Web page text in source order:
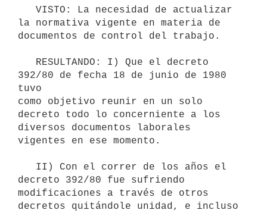
la normativa vigente en materia de
documentos de control del trabajo.
392/80 de fecha 18 de junio de 1980
tuvo
como objetivo reunir en un solo
decreto todo lo concerniente a los
diversos documentos laborales
vigentes en ese momento.
decreto 392/80 fue sufriendo
modificaciones a través de otros
decretos quitándole unidad, e incluso